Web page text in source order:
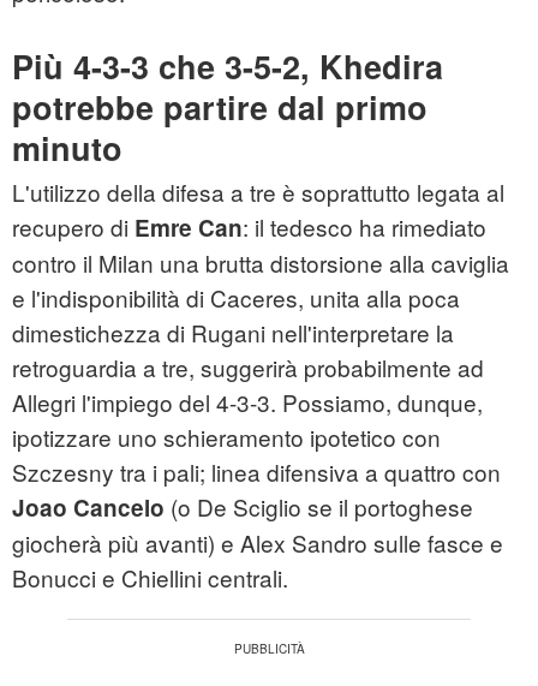
Più 4-3-3 che 3-5-2, Khedira
potrebbe partire dal primo
minuto
L'utilizzo della difesa a tre è soprattutto legata al
recupero di Emre Can: il tedesco ha rimediato
contro il Milan una brutta distorsione alla caviglia
e l'indisponibilità di Caceres, unita alla poca
dimestichezza di Rugani nell'interpretare la
retroguardia a tre, suggerirà probabilmente ad
Allegri l'impiego del 4-3-3. Possiamo, dunque,
ipotizzare uno schieramento ipotetico con
Szczesny tra i pali; linea difensiva a quattro con
Joao Cancelo (o De Sciglio se il portoghese
giocherà più avanti) e Alex Sandro sulle fasce e
Bonucci e Chiellini centrali.